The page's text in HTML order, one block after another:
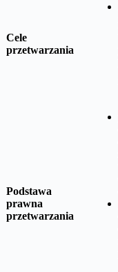
Cele
przetwarzania
Podstawa
prawna
przetwarzania